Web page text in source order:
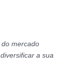
mercado
a sua